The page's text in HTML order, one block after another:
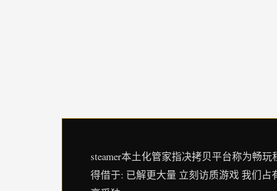
steamer本土化管家指决拷贝平台称为畅玩
得借于: 已解更大量 立刻访质游戏 我们占